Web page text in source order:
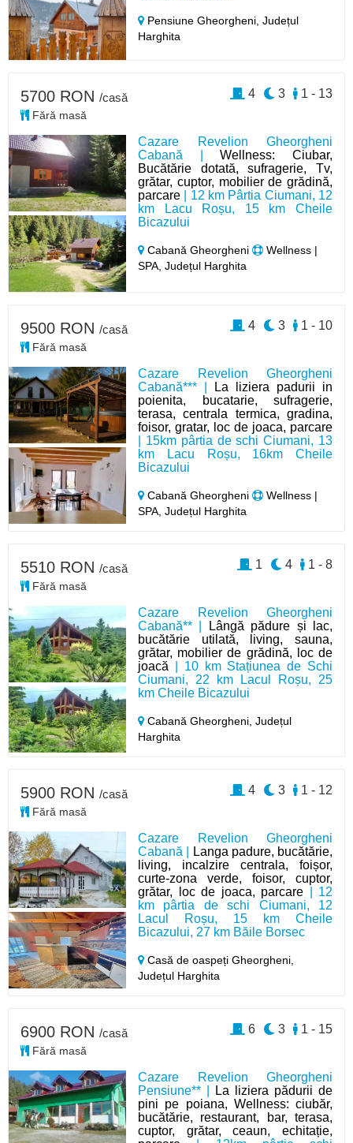
Pensiune Gheorgheni,Județul
Harghita
Cazare Revelion Gheorgheni
Cabană |Wellness: Ciubar,
Bucătărie dotată, sufragerie, Tv,
grătar, cuptor, mobilier de grădină,
parcare | 12 km Pârtia Ciumani, 12
km Lacu Roșu, 15 km Cheile
Bicazului
Cabană Gheorgheni
Wellness |
SPA, Județul Harghita
5700 RON /casă
Fără masă
1 - 13
3
4
Cazare Revelion Gheorgheni
Cabană*** |
La liziera padurii in
poienita, bucatarie, sufragerie,
terasa, centrala termica, gradina,
foisor, gratar, loc de joaca, parcare
| 15km pârtia de schi Ciumani, 13
km Lacu Roșu, 16km Cheile
Bicazului
Cabană Gheorgheni
Wellness |
SPA, Județul Harghita
9500 RON /casă
Fără masă
1 - 10
3
4
Cazare Revelion Gheorgheni
Cabană** |
Lângă pădure și lac,
bucătărie utilată, living, sauna,
grătar, mobilier de grădină, loc de
joacă | 10 km Stațiunea de Schi
Ciumani, 22 km Lacul Roșu, 25
km Cheile Bicazului
Cabană Gheorgheni,Județul
Harghita
5510 RON /casă
Fără masă
1 - 8
4
1
Cazare Revelion Gheorgheni
Cabană |
Langa padure, bucătărie,
living, incalzire centrala, foișor,
curte-zona verde, foisor, cuptor,
grătar, loc de joaca, parcare | 12
km pârtia de schi Ciumani, 12
Lacul Roșu, 15 km Cheile
Bicazului, 27 km Băile Borsec
Casă de oaspeți Gheorgheni,
Județul Harghita
5900 RON /casă
Fără masă
1 - 12
3
4
Cazare Revelion Gheorgheni
Pensiune** |
La liziera pădurii de
pini pe poiana, Wellness: ciubăr,
bucătărie, restaurant, bar, terasa,
cuptor, grătar, ceaun, echitație,
6900 RON /casă
Fără masă
1 - 15
3
6